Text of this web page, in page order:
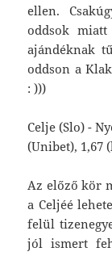
ellen.
oddsok
ajándéknak
oddson a
: )))
Celje (Slo) -
(Unibet), 1,67
Az előző kör
a Celjéé
felül
jól ismert